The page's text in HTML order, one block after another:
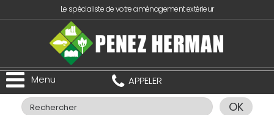
Le spécialiste de votre aménagement extérieur
APPELER
OK
Menu